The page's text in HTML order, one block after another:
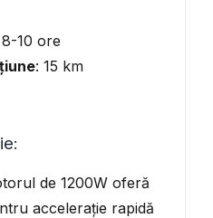
8-10 ore
: 15 km
de 1200W oferă
accelerație rapidă